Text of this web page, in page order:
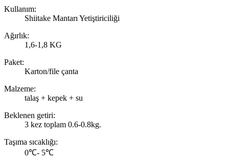
Kullanım:
Shiitake Mantarı Yetiştiriciliği
Ağırlık:
1,6-1,8 KG
Paket:
Karton/file çanta
Malzeme:
talaş + kepek + su
Beklenen getiri:
3 kez toplam 0.6-0.8kg.
Taşıma sıcaklığı:
0℃- 5℃